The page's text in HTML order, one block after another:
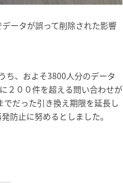
ータが誤って削除された影響
ち、およそ3800人分のデータ
２００件を超える問い合わせが
だった引き換え期限を延長し
防止に努めるとしました。